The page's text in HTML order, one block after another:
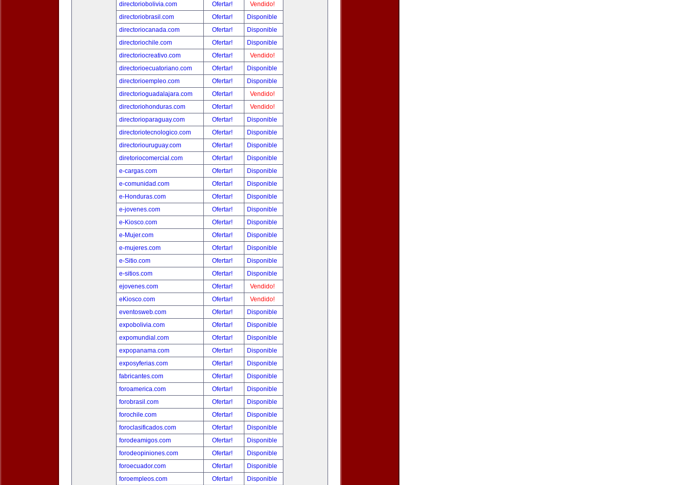
directoriobolivia.com
Ofertar!
Vendido!
directoriobrasil.com
Ofertar!
Disponible
directoriocanada.com
Ofertar!
Disponible
directoriochile.com
Ofertar!
Disponible
directoriocreativo.com
Ofertar!
Vendido!
directorioecuatoriano.com
Ofertar!
Disponible
directorioempleo.com
Ofertar!
Disponible
directorioguadalajara.com
Ofertar!
Vendido!
directoriohonduras.com
Ofertar!
Vendido!
directorioparaguay.com
Ofertar!
Disponible
directoriotecnologico.com
Ofertar!
Disponible
directoriouruguay.com
Ofertar!
Disponible
diretoriocomercial.com
Ofertar!
Disponible
e-cargas.com
Ofertar!
Disponible
e-comunidad.com
Ofertar!
Disponible
e-Honduras.com
Ofertar!
Disponible
e-jovenes.com
Ofertar!
Disponible
e-Kiosco.com
Ofertar!
Disponible
e-Mujer.com
Ofertar!
Disponible
e-mujeres.com
Ofertar!
Disponible
e-Sitio.com
Ofertar!
Disponible
e-sitios.com
Ofertar!
Disponible
ejovenes.com
Ofertar!
Vendido!
eKiosco.com
Ofertar!
Vendido!
eventosweb.com
Ofertar!
Disponible
expobolivia.com
Ofertar!
Disponible
expomundial.com
Ofertar!
Disponible
expopanama.com
Ofertar!
Disponible
exposyferias.com
Ofertar!
Disponible
fabricantes.com
Ofertar!
Disponible
foroamerica.com
Ofertar!
Disponible
forobrasil.com
Ofertar!
Disponible
forochile.com
Ofertar!
Disponible
foroclasificados.com
Ofertar!
Disponible
forodeamigos.com
Ofertar!
Disponible
forodeopiniones.com
Ofertar!
Disponible
foroecuador.com
Ofertar!
Disponible
foroempleos.com
Ofertar!
Disponible